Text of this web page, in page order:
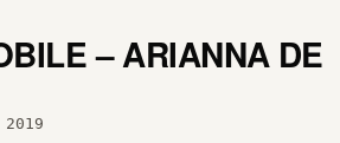
– ARIANNA DE